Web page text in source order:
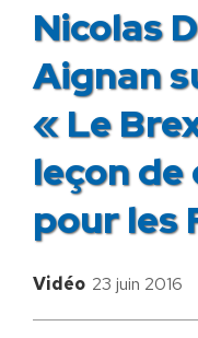
Nicolas
Aignan
« Le
leçon
pour les
Vidéo 23 juin 2016